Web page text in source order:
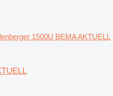
1500U BEMA AKTUELL